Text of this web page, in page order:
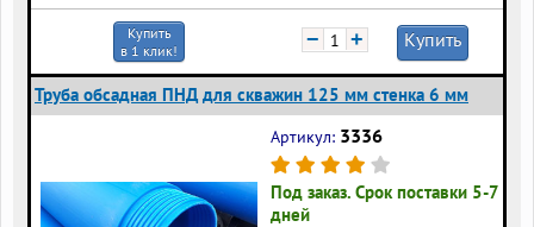
Купить
в 1 клик!
− + Купить
Труба обсадная ПНД для скважин 125 мм стенка 6 мм
Артикул: 3336
Под заказ. Срок поставки 5-7
дней